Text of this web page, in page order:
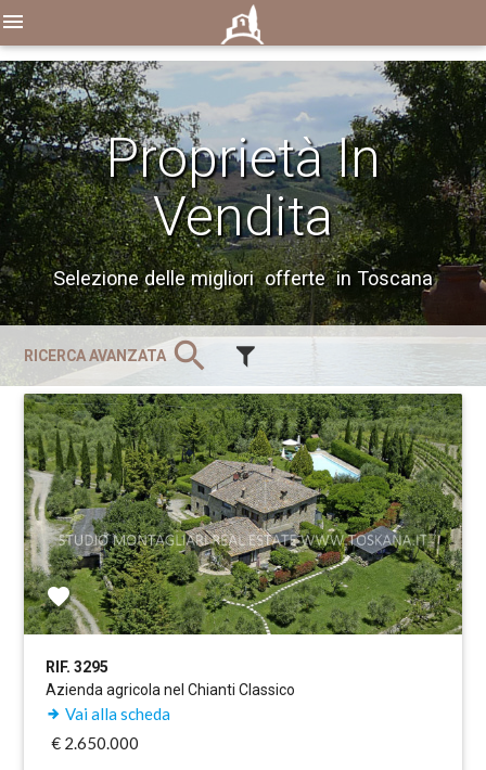
menu
RICERCA AVANZATA search
Proprietà In
Vendita
Selezione delle migliori offerte in Toscana
RIF. 3295
Azienda agricola nel Chianti Classico
Vai alla scheda
€ 2.650.000